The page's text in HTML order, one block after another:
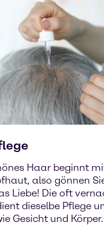
Haar beginnt
also gönnen
Liebe! Die oft
dieselbe Pflege
Gesicht und